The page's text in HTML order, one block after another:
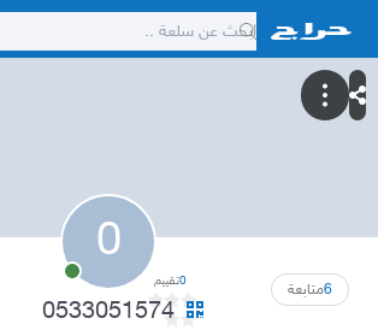
0
6متابعة 0تقييم
0533051574